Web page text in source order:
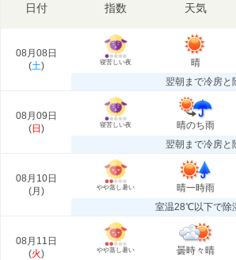
日付 指数 天気
08月08日
(土) 寝苦しい夜 晴
翌朝まで冷房と
08月09日
(日 ) 寝苦しい夜 晴のち雨
翌朝まで冷房と
08月10日
(月 ) やや蒸し暑い 晴一時雨
室温28℃以下で除
08月11日
(火) やや蒸し暑い 曇時々晴